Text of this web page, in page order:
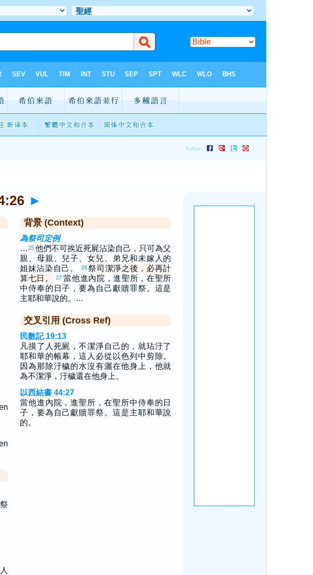
►
背景 (Context)
為祭司定例
… 25他們不可挨近死屍沾染自己，只可為父
親、母親、兒子、女兒、弟兄和未嫁人的
姐妹沾染自己。
26 祭司潔淨之後，必再計
算七日。
27 當他進內院，進聖所，在聖所
中侍奉的日子，要為自己獻贖罪祭。這是
主耶和華說的。…
交叉引用 (Cross Ref)
民數記 19:13
凡摸了人死屍，不潔淨自己的，就玷汙了
耶和華的帳幕，這人必從以色列中剪除。
因為那除汙穢的水沒有灑在他身上，他就
為不潔淨，汙穢還在他身上。
以西結書 44:27
當他進內院，進聖所，在聖所中侍奉的日
子，要為自己獻贖罪祭。這是主耶和華說
的。